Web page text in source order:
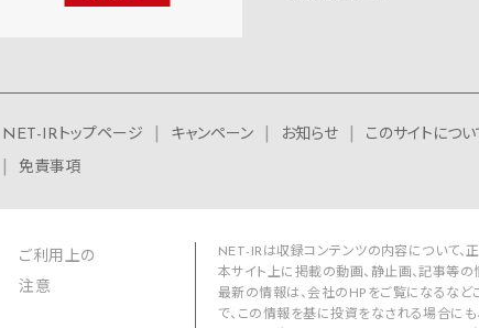
NET-IRトップページ キャンペーン お知らせ このサイトについ
免責事項
ご利用上の
注意
NET-IRは収録コンテンツの内容について、
本サイト上に掲載の動画、静止画、記事等の
最新の情報は、会社のHPをご覧になるなど
で、この情報を基に投資をなされる場合にも